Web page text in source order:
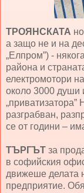
ТРОЯНСКАТА
а защо не и на
„Елпром”) -
района и
електромотори
около 3000 души
разграбван,
се от години –
ТЪРГЪТ за
в софийския
движеше делата
предприятие.